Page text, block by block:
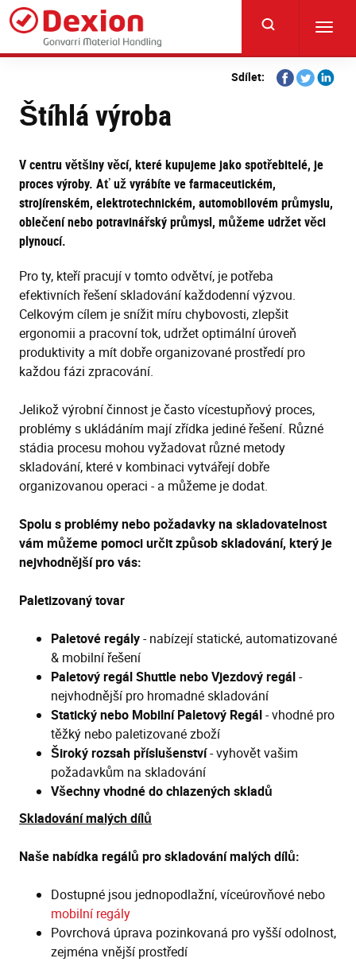
Skip
main
content
Sdílet:
Share
on
Share
on
Share
Štíhlá výroba
V centru většiny věcí, které kupujeme jako spotřebitelé, je
proces výroby. Ať už vyrábíte ve farmaceutickém,
strojírenském, elektrotechnickém, automobilovém průmyslu,
oblečení nebo potravinářský průmysl, můžeme udržet věci
plynoucí.
Pro ty, kteří pracují v tomto odvětví, je potřeba
efektivních řešení skladování každodenní výzvou.
Celkovým cílem je snížit míru chybovosti, zlepšit
ergonomii a pracovní tok, udržet optimální úroveň
produktivity a mít dobře organizované prostředí pro
každou fázi zpracování.
Jelikož výrobní činnost je často vícestupňový proces,
problémy s ukládáním mají zřídka jediné řešení. Různé
stádia procesu mohou vyžadovat různé metody
skladování, které v kombinaci vytvářejí dobře
organizovanou operaci - a můžeme je dodat.
Spolu s problémy nebo požadavky na skladovatelnost
vám můžeme pomoci určit způsob skladování, který je
nejvhodnější pro vás:
Paletizovaný tovar
Paletové regály- nabízejí statické, automatizované
& mobilní řešení
Paletový regál Shuttle nebo Vjezdový regál-
nejvhodnější pro hromadné skladování
Statický nebo Mobilní Paletový Regál- vhodné pro
těžký nebo paletizované zboží
Široký rozsah příslušenství- vyhovět vašim
požadavkům na skladování
Všechny vhodné do chlazených skladů
Skladování malých dílů
Naše nabídka regálů pro skladování malých dílů:
Dostupné jsou jednopodlažní, víceúrovňové nebo
mobilní regály
Povrchová úprava pozinkovaná pro vyšší odolnost,
zejména vnější prostředí